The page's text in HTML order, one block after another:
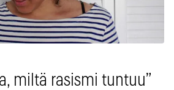
miltä rasismi tuntuu”